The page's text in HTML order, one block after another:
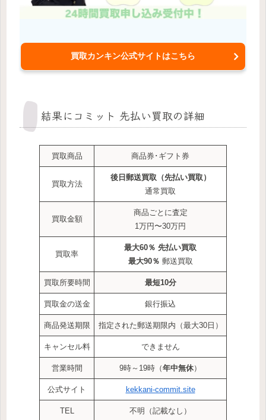
買取カンキン公式サイトはこちら
結果にコミット 先払い買取の詳細
買取商品 商品券･ギフト券
買取方法
後日郵送買取（先払い買取）
通常買取
買取金額
商品ごとに査定
1万円〜30万円
買取率
最大60％ 先払い買取
最大90％ 郵送買取
買取所要時間 最短10分
買取金の送金 銀行振込
商品発送期限 指定された郵送期限内（最大30日）
キャンセル料 できません
営業時間 9時～19時（年中無休）
公式サイト kekkani-commit.site
TEL 不明（記載なし）